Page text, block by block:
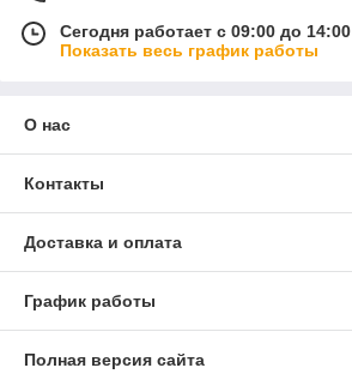
Сегодня работает с 09:00 до 14:00
Показать весь график работы
О нас
Контакты
Доставка и оплата
График работы
Полная версия сайта